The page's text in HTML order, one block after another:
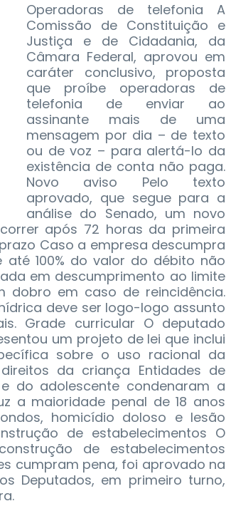
Operadoras de telefonia A
Comissão de Constituição e
Justiça e de Cidadania, da
Câmara Federal, aprovou em
caráter conclusivo, proposta
que proíbe operadoras de
telefonia de enviar ao
assinante mais de uma
mensagem por dia – de texto
ou de voz – para alertá-lo da
existência de conta não paga.
Novo aviso Pelo texto
aprovado, que segue para a
análise do Senado, um novo
após 72 horas da primeira
Caso a empresa descumpra
100% do valor do débito não
em descumprimento ao limite
dobro em caso de reincidência.
deve ser logo-logo assunto
Grade curricular O deputado
um projeto de lei que inclui
sobre o uso racional da
da criança Entidades de
do adolescente condenaram a
a maioridade penal de 18 anos
homicídio doloso e lesão
de estabelecimentos O
de estabelecimentos
cumpram pena, foi aprovado na
Deputados, em primeiro turno,